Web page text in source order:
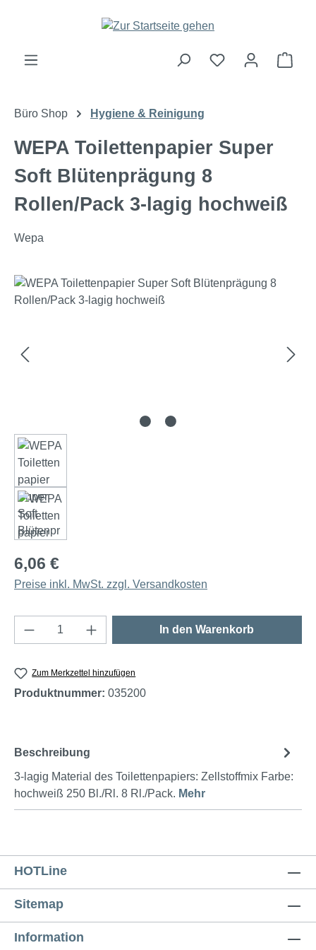
Zum Hauptinhalt springen
Büro Shop Hygiene & Reinigung
WEPA Toilettenpapier Super
Soft Blütenprägung 8
Rollen/Pack 3-lagig hochweiß
Wepa
Bildergalerie überspringen
6,06 €
Preise inkl. MwSt. zzgl. Versandkosten
Produkt Anzahl: Gib den gewünschten
In den Warenkorb
Zum Merkzettel hinzufügen
Produktnummer: 035200
Beschreibung
3-lagig Material des Toilettenpapiers: Zellstoffmix Farbe:
hochweiß 250 Bl./Rl. 8 Rl./Pack. Mehr
HOTLine
Sitemap
Information